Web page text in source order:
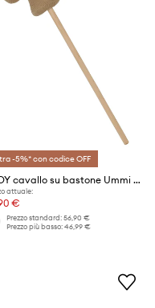
-5%* con codice OFF
OYOY cavallo su bastone Ummi Hobby Unicorn
attuale:
€
Prezzo standard:56,90 €
Prezzo più basso:46,99 €